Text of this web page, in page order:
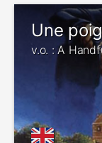
Une
v.o. : A